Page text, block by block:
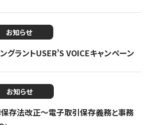
お知らせ
ングラントUSER’S VOICEキャンペーン
お知らせ
存法改正～電子取引保存義務と事務